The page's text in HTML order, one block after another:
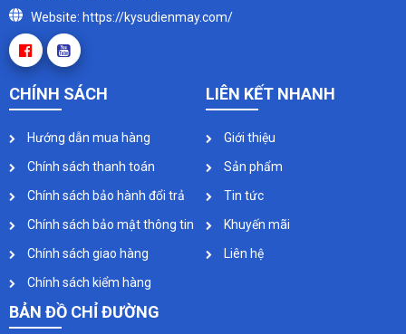
Website: https://kysudienmay.com/
CHÍNH SÁCH
Hướng dẫn mua hàng
Chính sách thanh toán
Chính sách bảo hành đổi trả
Chính sách bảo mật thông tin
Chính sách giao hàng
Chính sách kiểm hàng
LIÊN KẾT NHANH
Giới thiệu
Sản phẩm
Tin tức
Khuyến mãi
Liên hệ
BẢN ĐỒ CHỈ ĐƯỜNG